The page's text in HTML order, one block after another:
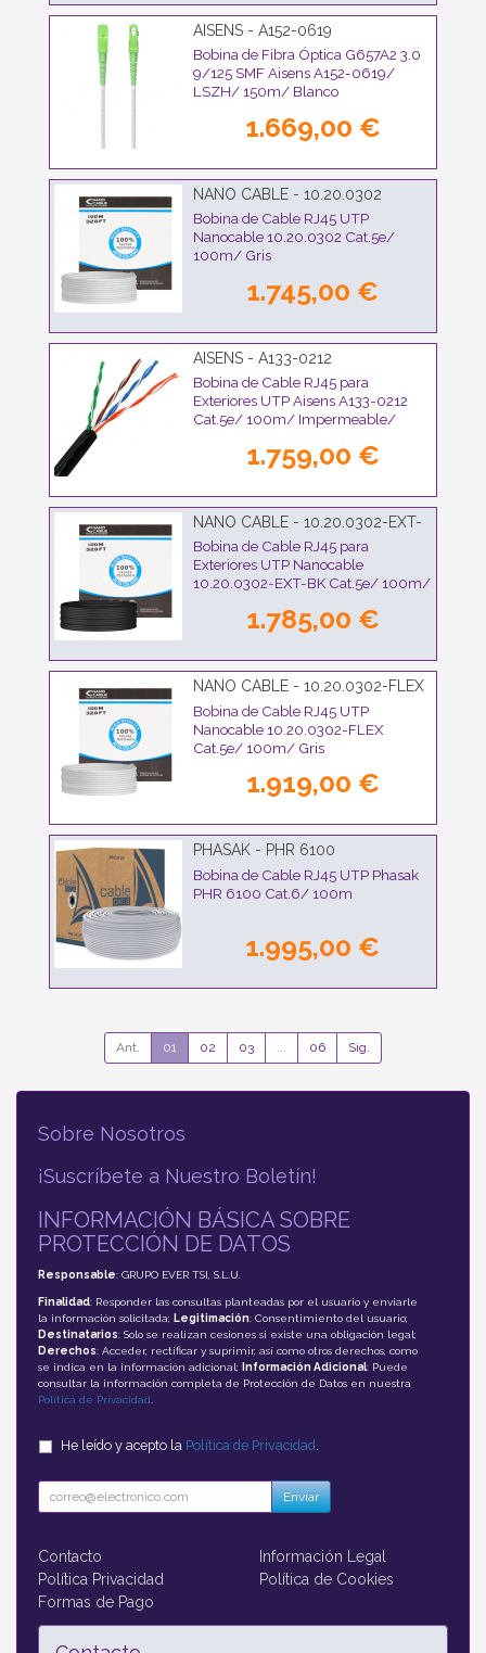
AISENS - A152-0619
Bobina de Fibra Óptica G657A2 3.0
9/125 SMF Aisens A152-0619/
LSZH/ 150m/ Blanco
1.669,00 €
NANO CABLE - 10.20.0302
Bobina de Cable RJ45 UTP
Nanocable 10.20.0302 Cat.5e/
100m/ Gris
1.745,00 €
AISENS - A133-0212
Bobina de Cable RJ45 para
Exteriores UTP Aisens A133-0212
Cat.5e/ 100m/ Impermeable/
1.759,00 €
NANO CABLE - 10.20.0302-EXT-
BK
Bobina de Cable RJ45 para
Exteriores UTP Nanocable
10.20.0302-EXT-BK Cat.5e/ 100m/
1.785,00 €
NANO CABLE - 10.20.0302-FLEX
Bobina de Cable RJ45 UTP
Nanocable 10.20.0302-FLEX
Cat.5e/ 100m/ Gris
1.919,00 €
PHASAK - PHR 6100
Bobina de Cable RJ45 UTP Phasak
PHR 6100 Cat.6/ 100m
1.995,00 €
Ant. 01 02 03 ... 06 Sig.
Sobre Nosotros
¡Suscríbete a Nuestro Boletín!
INFORMACIÓN BÁSICA SOBRE
PROTECCIÓN DE DATOS
Responsable: GRUPO EVER TSI, S.L.U.
Finalidad: Responder las consultas planteadas por el usuario y enviarle
la información solicitada; Legitimación: Consentimiento del usuario;
Destinatarios: Solo se realizan cesiones si existe una obligación legal;
Derechos: Acceder, rectificar y suprimir, así como otros derechos, como
se indica en la información adicional;
Información Adicional: Puede
consultar la información completa de Protección de Datos en nuestra
Política de Privacidad.
He leído y acepto la Política de Privacidad .
Enviar
Contacto
Información Legal
Política Privacidad
Política de Cookies
Formas de Pago